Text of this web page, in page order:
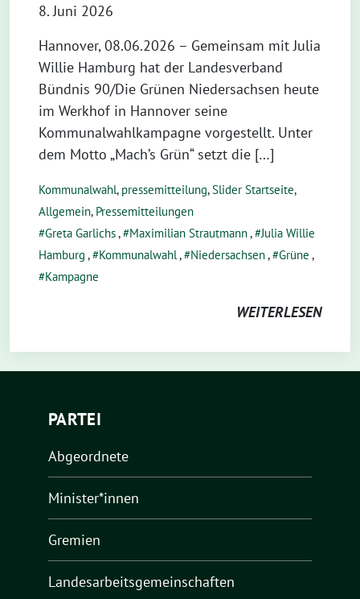
8. Juni 2026
Hannover, 08.06.2026 – Gemeinsam mit Julia
Willie Hamburg hat der Landesverband
Bündnis 90/Die Grünen Niedersachsen heute
im Werkhof in Hannover seine
Kommunalwahlkampagne vorgestellt. Unter
dem Motto „Mach’s Grün“ setzt die […]
Kommunalwahl, pressemitteilung,Slider Startseite,
Allgemein, Pressemitteilungen
Greta Garlichs, Maximilian Strautmann, Julia Willie
Hamburg , Kommunalwahl, Niedersachsen, Grüne ,
Kampagne
WEITERLESEN
PARTEI
Abgeordnete
Minister*innen
Gremien
Landesarbeitsgemeinschaften